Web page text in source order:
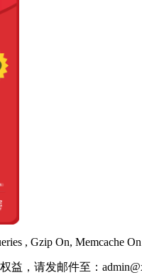
, Gzip On, Memcache
益，请发邮件至：